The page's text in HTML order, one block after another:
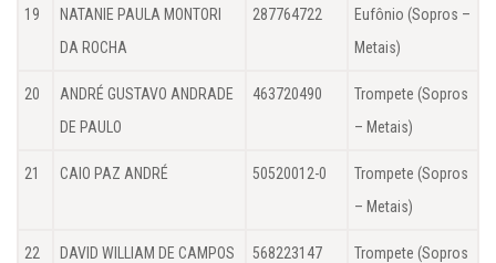
19
NATANIE PAULA MONTORI
DA ROCHA
287764722
Eufônio (Sopros –
Metais)
20
ANDRÉ GUSTAVO ANDRADE
DE PAULO
463720490
Trompete (Sopros
– Metais)
21 CAIO PAZ ANDRÉ 50520012-0
Trompete (Sopros
– Metais)
22
DAVID WILLIAM DE CAMPOS
568223147
Trompete (Sopros